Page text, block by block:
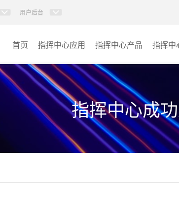
用户后台
首页 指挥中心应用 指挥中心产品
KVM坐席管理系统
AI智慧分布式系统
无感调度系统
AI指挥调度系统
指挥中
政
大数
监
指挥中心成